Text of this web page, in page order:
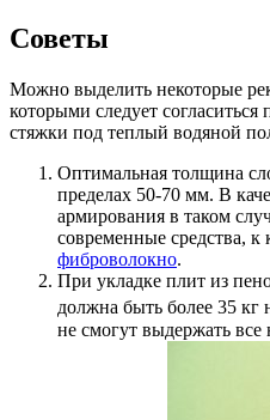
Советы
Можно выделить некоторые
которыми следует
стяжки под теплый водяной
Оптимальная толщина
пределах 50-70 мм. В
армирования в таком
современные средства, к
фиброволокно.
При укладке плит из
должна быть более 35 кг
не смогут выдержать все